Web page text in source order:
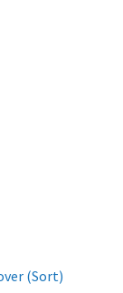
(Sort)